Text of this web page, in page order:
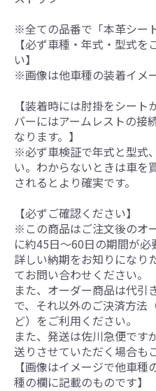
※全ての品番で「本革シー
【必ず車種・年式・型式
い】
※画像は他車種の装着イメ
【装着時には肘掛をシー
バーにはアームレストの接
なります。】
※必ず車検証で年式と型式
い。わからないときは車を
されるとより確実です。
【必ずご確認ください】
※この商品はご注文後のオ
に約45日～60日の期間が必
詳しい納期をお知りになり
てお問い合わせください。
また、オーダー商品は代引
で、それ以外のご決済方法
ど）をご利用ください。
また、発送は佐川急便です
送りさせていただく場合も
【画像はイメージで他車
種の欄に記載のものです】